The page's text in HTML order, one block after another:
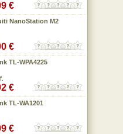
€
NanoStation M2
€
TL-WPA4225
€
TL-WA1201
€